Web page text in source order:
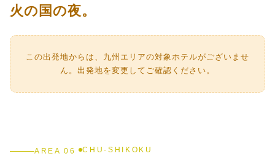
火の国の夜。
この出発地からは、九州エリアの対象ホテルがございませ
ん。出発地を変更してご確認ください。
AREA 06 CHU-SHIKOKU